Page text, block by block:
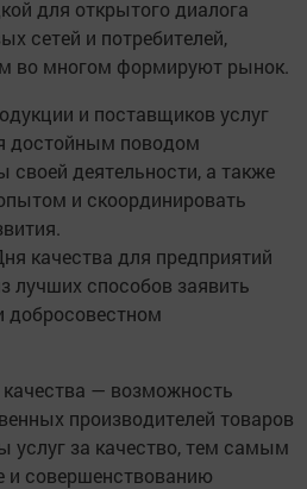
для открытого диалога
сетей и потребителей,
во многом формируют рынок.
и поставщиков услуг
достойным поводом
своей деятельности, а также
и скоординировать
качества для предприятий
лучших способов заявить
добросовестном
— возможность
производителей товаров
услуг за качество, тем самым
и совершенствованию